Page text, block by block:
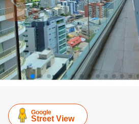
Google
Street View